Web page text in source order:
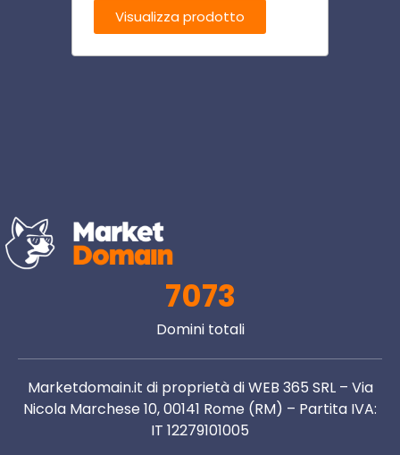
Visualizza prodotto
7073
Domini totali
Marketdomain.it di proprietà di WEB 365 SRL – Via
Nicola Marchese 10, 00141 Rome (RM) – Partita IVA:
IT 12279101005